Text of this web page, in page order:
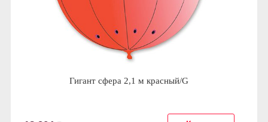
Гигант сфера 2,1 м красный/G